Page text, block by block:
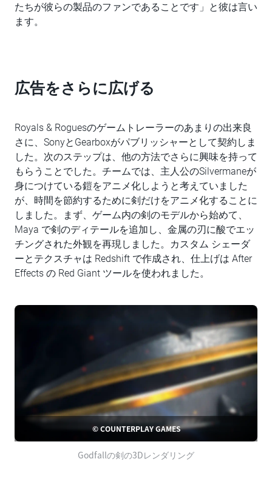
たちが彼らの製品のファンであることです」と彼は言い
ます。
広告をさらに広げる
Royals & Roguesのゲームトレーラーのあまりの出来良
さに、SonyとGearboxがパブリッシャーとして契約しま
した。次のステップは、他の方法でさらに興味を持って
もらうことでした。チームでは、主人公のSilvermaneが
身につけている鎧をアニメ化しようと考えていました
が、時間を節約するために剣だけをアニメ化することに
しました。まず、ゲーム内の剣のモデルから始めて、
Maya で剣のディテールを追加し、金属の刃に酸でエッ
チングされた外観を再現しました。カスタム シェーダ
ーとテクスチャは Redshift で作成され、仕上げは After
Effects の Red Giant ツールを使われました。
© COUNTERPLAY GAMES
Godfallの剣の3Dレンダリング